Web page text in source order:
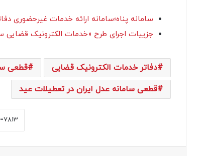
سامانه پناه؛سامانه ارائه خدمات غیرحضوری
جزییات اجرای طرح «خدمات الکترونیک قضایی
دفاتر خدمات الکترونیک قضایی
قطعی
قطعی سامانه عدل ایران در تعطیلات عید